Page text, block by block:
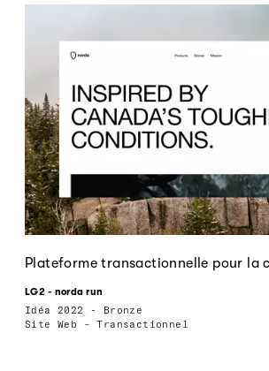
Plateforme transactionnelle pour la
LG2 - norda run
Idéa 2022 - Bronze
Site Web – Transactionnel